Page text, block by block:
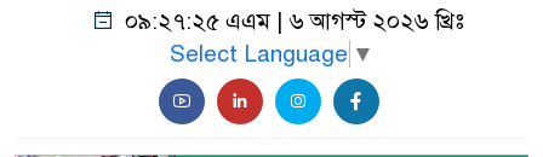
০৯:২৭:২৫ এএম | ৬ আগস্ট ২০২৬ খ্রিঃ
Select Language ▼